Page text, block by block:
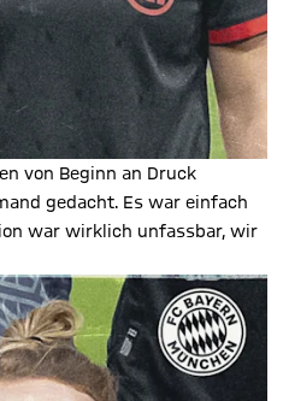
von Beginn an Druck
gedacht. Es war einfach
war wirklich unfassbar, wir